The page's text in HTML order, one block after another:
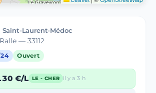
Saint-Laurent-Médoc
— 33112
Ouvert
€/L LE - CHER il y a 3 h